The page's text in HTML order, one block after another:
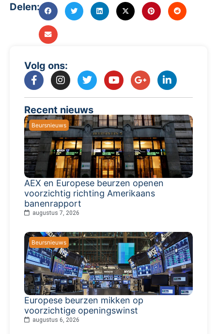
Delen:
Volg ons:
Recent nieuws
Beursnieuws
AEX en Europese beurzen openen
voorzichtig richting Amerikaans
banenrapport
augustus 7, 2026
Beursnieuws
Europese beurzen mikken op
voorzichtige openingswinst
augustus 6, 2026